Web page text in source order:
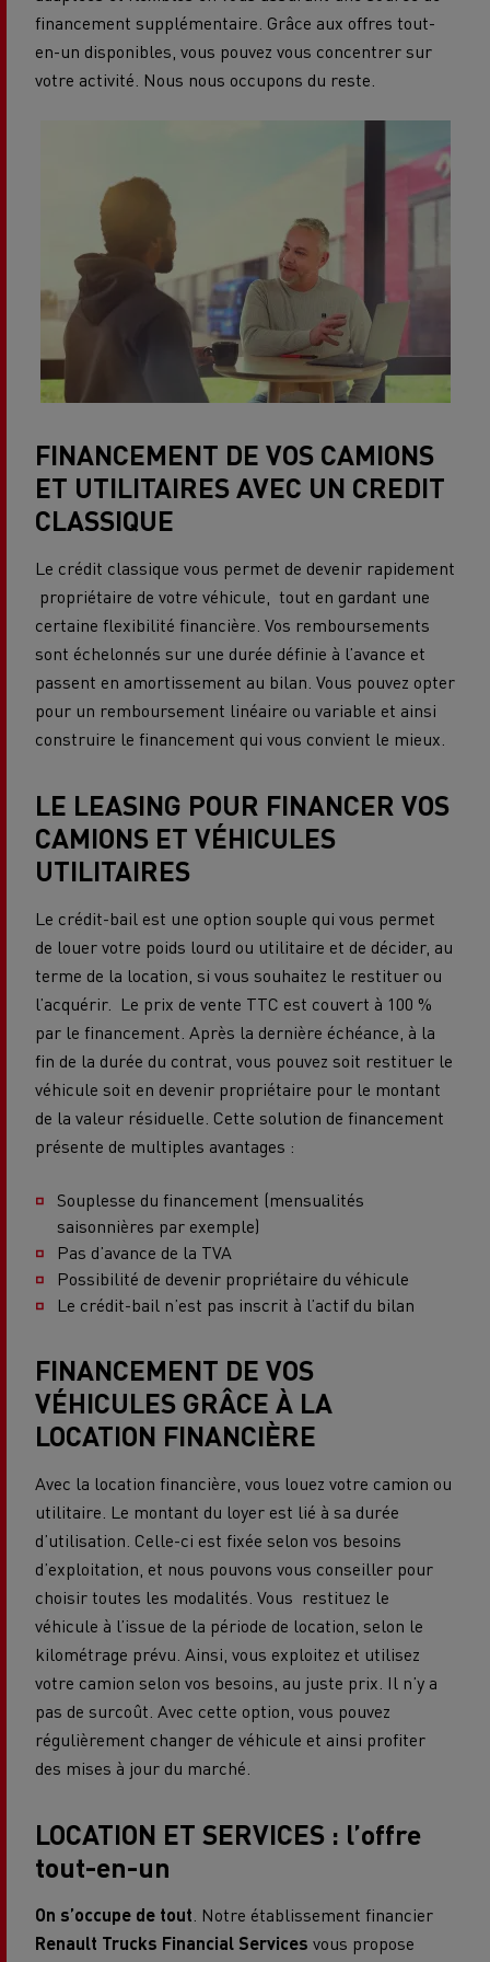
financement supplémentaire. Grâce aux offres tout-
en-un disponibles, vous pouvez vous concentrer sur
votre activité. Nous nous occupons du reste.
FINANCEMENT DE VOS CAMIONS
ET UTILITAIRES AVEC UN CREDIT
CLASSIQUE
Le crédit classique vous permet de devenir rapidement
propriétaire de votre véhicule, tout en gardant une
certaine flexibilité financière. Vos remboursements
sont échelonnés sur une durée définie à l’avance et
passent en amortissement au bilan. Vous pouvez opter
pour un remboursement linéaire ou variable et ainsi
construire le financement qui vous convient le mieux.
LE LEASING POUR FINANCER VOS
CAMIONS ET VÉHICULES
UTILITAIRES
Le crédit-bail est une option souple qui vous permet
de louer votre poids lourd ou utilitaire et de décider, au
terme de la location, si vous souhaitez le restituer ou
l’acquérir. Le prix de vente TTC est couvert à 100 %
par le financement. Après la dernière échéance, à la
fin de la durée du contrat, vous pouvez soit restituer le
véhicule soit en devenir propriétaire pour le montant
de la valeur résiduelle. Cette solution de financement
présente de multiples avantages :
Souplesse du financement (mensualités
saisonnières par exemple)
Pas d’avance de la TVA
Possibilité de devenir propriétaire du véhicule
Le crédit-bail n’est pas inscrit à l’actif du bilan
FINANCEMENT DE VOS
VÉHICULES GRÂCE À LA
LOCATION FINANCIÈRE
Avec la location financière, vous louez votre camion ou
utilitaire. Le montant du loyer est lié à sa durée
d’utilisation. Celle-ci est fixée selon vos besoins
d’exploitation, et nous pouvons vous conseiller pour
choisir toutes les modalités. Vous restituez le
véhicule à l’issue de la période de location, selon le
kilométrage prévu. Ainsi, vous exploitez et utilisez
votre camion selon vos besoins, au juste prix. Il n’y a
pas de surcoût. Avec cette option, vous pouvez
régulièrement changer de véhicule et ainsi profiter
des mises à jour du marché.
LOCATION ET SERVICES : l’offre
tout-en-un
On s’occupe de tout . Notre établissement financier
Renault Trucks Financial Services vous propose